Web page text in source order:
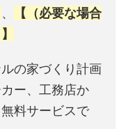
、
【（必要な場合
の家づくり計画
ー、工務店か
料サービスで